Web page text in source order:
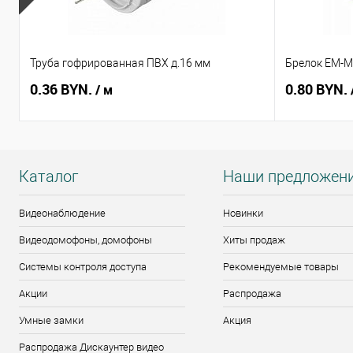
Труба гофрированная ПВХ д.16 мм
0.36 BYN. / м
Брелок EM-
0.80 BYN.
Каталог
Видеонаблюдение
Видеодомофоны, домофоны
Системы контроля доступа
Акции
Умные замки
Распродажа Дискаунтер видео
Наши
Новинки
Хиты продаж
Рекомендуемые товары
Распродажа
Акция